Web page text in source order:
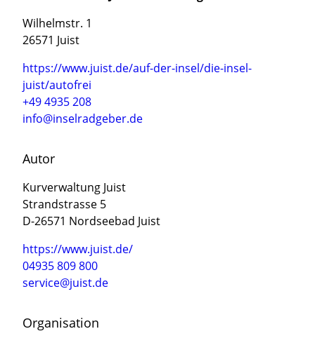
Wilhelmstr. 1
26571 Juist
https://www.juist.de/auf-der-insel/die-insel-
juist/autofrei
+49 4935 208
info@inselradgeber.de
Autor
Kurverwaltung Juist
Strandstrasse 5
D-26571 Nordseebad Juist
https://www.juist.de/
04935 809 800
service@juist.de
Organisation